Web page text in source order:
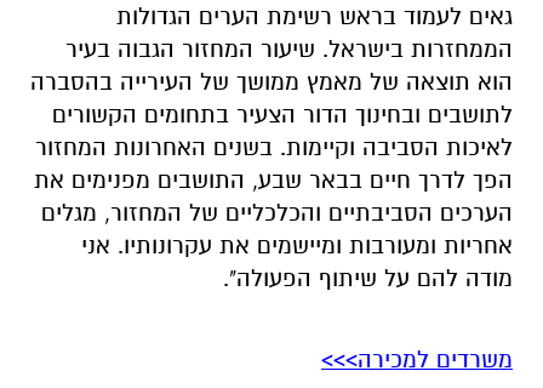
גאים לעמוד בראש רשימת הערים הגדולות
הממחזרות בישראל. שיעור המחזור הגבוה בעיר
הוא תוצאה של מאמץ ממושך של העירייה בהסברה
לתושבים ובחינוך הדור הצעיר בתחומים הקשורים
לאיכות הסביבה וקיימות. בשנים האחרונות המחזור
הפך לדרך חיים בבאר שבע, התושבים מפנימים את
הערכים הסביבתיים והכלכליים של המחזור, מגלים
אחריות ומעורבות ומיישמים את עקרונותיו. אני
מודה להם על שיתוף הפעולה".
משרדים למכירה>>>